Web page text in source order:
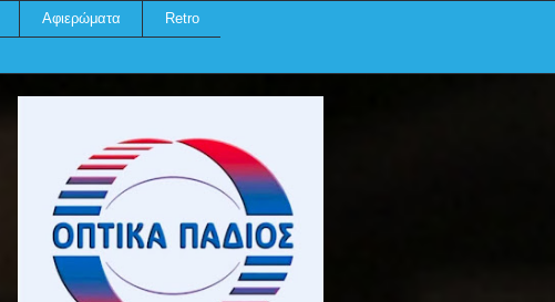
Αφιερώματα Retro